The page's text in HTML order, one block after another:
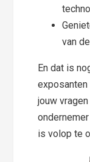
van
En dat is
jouw
is volop te